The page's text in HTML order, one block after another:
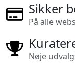
Sikker
På alle
Nøje